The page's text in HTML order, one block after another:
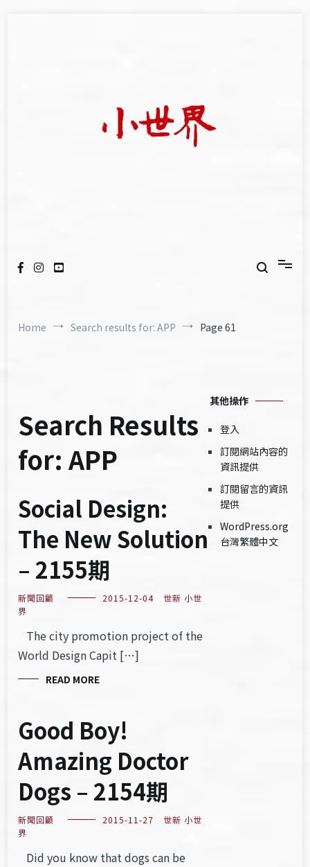
Home Search results for: APP Page 61
Search Results
for:APP
Social Design:
The New Solution
– 2155期
新聞回顧 2015-12-04
世新 小世
界
The city promotion project of the
World Design Capit […]
READ MORE
Good Boy!
Amazing Doctor
Dogs – 2154期
新聞回顧 2015-11-27
世新 小世
界
Did you know that dogs can be
其他操作
登入
訂閱網站內容的
資訊提供
訂閱留言的資訊
提供
WordPress.org
台灣繁體中文